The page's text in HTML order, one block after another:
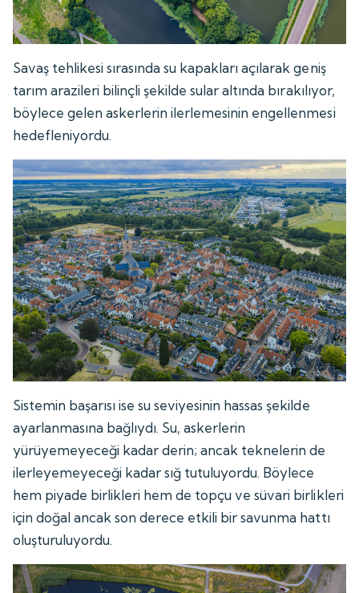
Savaş tehlikesi sırasında su kapakları açılarak geniş
tarım arazileri bilinçli şekilde sular altında bırakılıyor,
böylece gelen askerlerin ilerlemesinin engellenmesi
hedefleniyordu.
Sistemin başarısı ise su seviyesinin hassas şekilde
ayarlanmasına bağlıydı. Su, askerlerin
yürüyemeyeceği kadar derin; ancak teknelerin de
ilerleyemeyeceği kadar sığ tutuluyordu. Böylece
hem piyade birlikleri hem de topçu ve süvari birlikleri
için doğal ancak son derece etkili bir savunma hattı
oluşturuluyordu.